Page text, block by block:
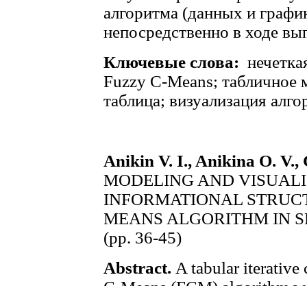
алгоритма (данных и
непосредственно в ходе
Ключевые слова:
Fuzzy C-Means; табличное
таблица; визуализация
Anikin V. I., Anikina O. V.,
MODELING AND
INFORMATIONAL
MEANS ALGORITHM IN
(pp. 36-45)
Abstract. A tabular iterative